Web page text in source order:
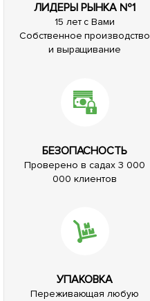
ЛИДЕРЫ РЫНКА №1
15 лет с Вами
Собственное производство
и выращивание
БЕЗОПАСНОСТЬ
Проверено в садах 3 000
000 клиентов
УПАКОВКА
Переживающая любую